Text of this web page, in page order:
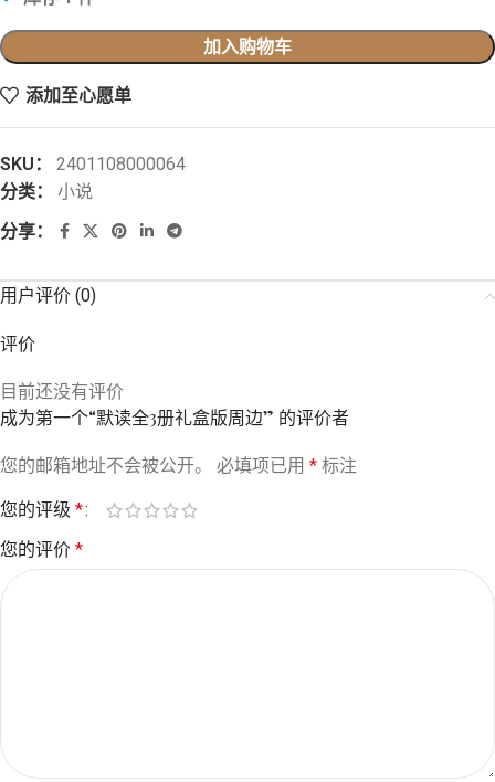
加入购物车
添加至心愿单
SKU： 2401108000064
分类：
小说
分享：
用户评价 (0)
评价
目前还没有评价
成为第一个“默读全3册礼盒版周边” 的评价者
您的邮箱地址不会被公开。 必填项已用 * 标注
您的评级 *
您的评价 *